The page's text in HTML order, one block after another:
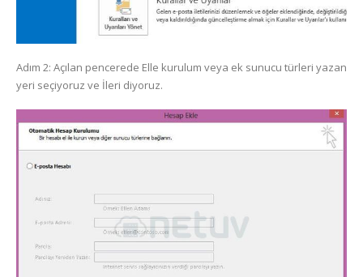
Adım 2: Açılan pencerede Elle kurulum veya ek sunucu türleri yazan
yeri seçiyoruz ve İleri diyoruz.